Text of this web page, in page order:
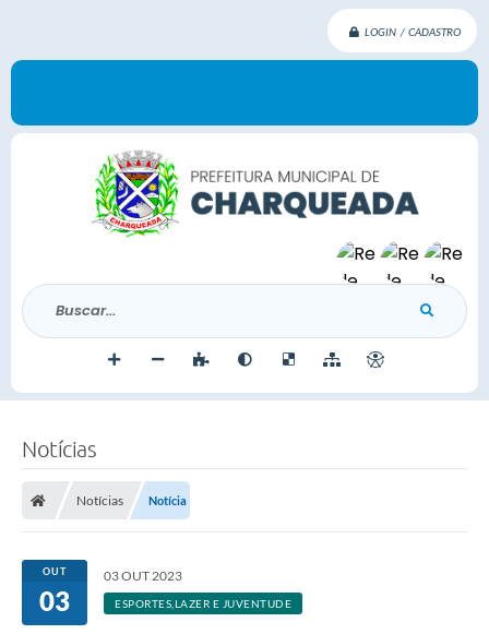
LOGIN / CADASTRO
Buscar...
Notícias
Notícias Notícia
OUT
03
03 OUT 2023
ESPORTES,LAZER E JUVENTUDE